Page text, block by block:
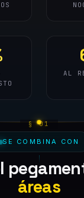
AL
SE COMBINA CON
áreas